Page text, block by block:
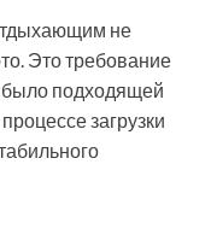
не
Это требование
подходящей
загрузки